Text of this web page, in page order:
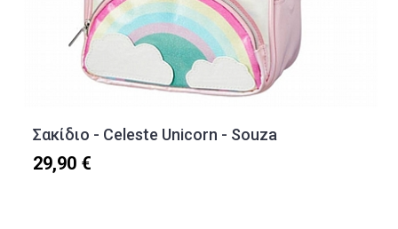
Σακίδιο - Celeste Unicorn - Souza
29,90 €